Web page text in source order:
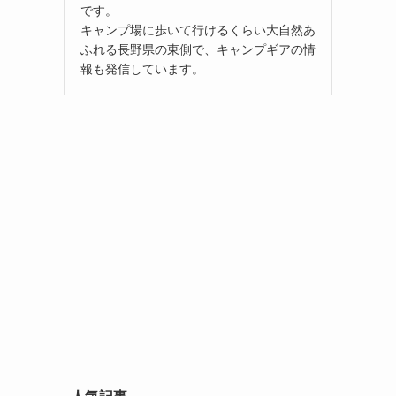
です。
キャンプ場に歩いて行けるくらい大自然あ
ふれる長野県の東側で、キャンプギアの情
報も発信しています。